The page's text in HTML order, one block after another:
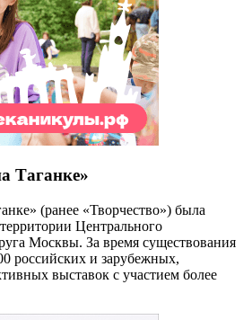
Таганке»
(ранее «Творчество») была
Центрального
Москвы. За время существования
российских и зарубежных,
выставок с участием более